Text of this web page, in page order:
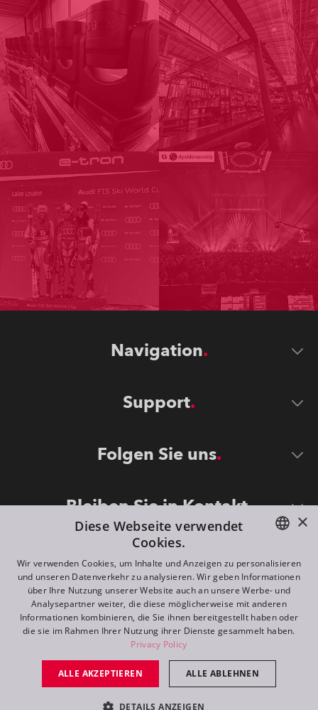
Navigation
Support
Folgen Sie uns
Bleiben Sie in Kontakt
©2026 ROBE lighting s.r.o.
All rights reserved. Created by
Switch to desktop mode
ENGLISH
FR
RU
×
Diese Webseite verwendet
Cookies.
Wir verwenden Cookies, um Inhalte und Anzeigen zu personalisieren
und unseren Datenverkehr zu analysieren. Wir geben Informationen
über Ihre Nutzung unserer Website auch an unsere Werbe- und
Analysepartner weiter, die diese möglicherweise mit anderen
Informationen kombinieren, die Sie ihnen bereitgestellt haben oder
die sie im Rahmen Ihrer Nutzung ihrer Dienste gesammelt haben.
Privacy Policy
ALLE AKZEPTIEREN ALLE ABLEHNEN
DETAILS ANZEIGEN